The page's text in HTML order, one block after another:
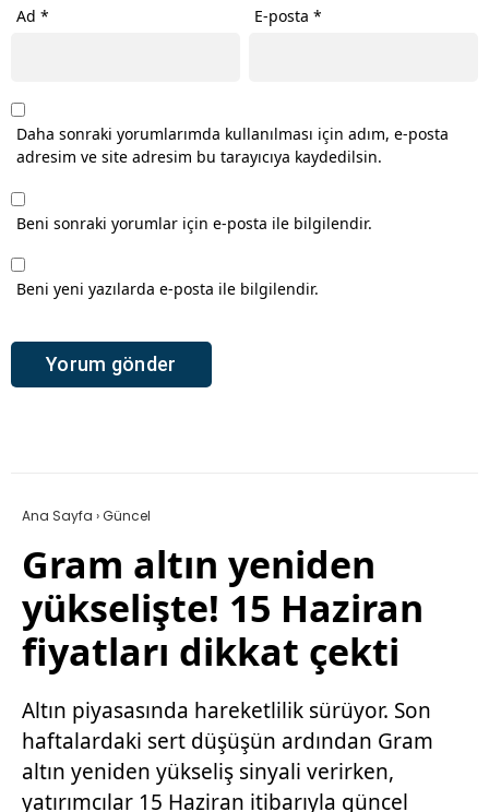
Ad * E-posta*
Daha sonraki yorumlarımda kullanılması için adım, e-posta
adresim ve site adresim bu tarayıcıya kaydedilsin.
Beni sonraki yorumlar için e-posta ile bilgilendir.
Beni yeni yazılarda e-posta ile bilgilendir.
Ana Sayfa ›Güncel
Gram altın yeniden
yükselişte! 15 Haziran
fiyatları dikkat çekti
Altın piyasasında hareketlilik sürüyor. Son
haftalardaki sert düşüşün ardından Gram
altın yeniden yükseliş sinyali verirken,
yatırımcılar 15 Haziran itibarıyla güncel